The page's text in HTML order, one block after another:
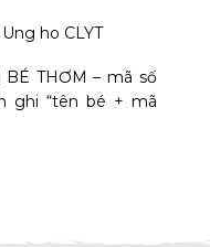
ho CLYT
THƠM – mã số
ghi “tên bé + mã